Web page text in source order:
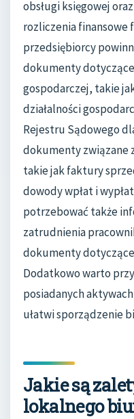
obsługi księgowej
rozliczenia finansowe
przedsiębiorcy
dokumenty
gospodarczej, takie
działalności
Rejestru Sądowego
dokumenty związane
takie jak faktury
dowody wpłat i
potrzebować także
zatrudnienia
dokumenty dotyczące
Dodatkowo warto
posiadanych
ułatwi sporządzenie
Jakie są
lokalnego